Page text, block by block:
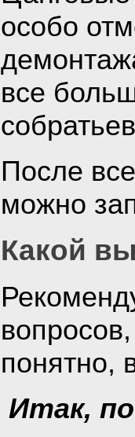
особо
все
После
можно
Какой
понятно,
Итак,